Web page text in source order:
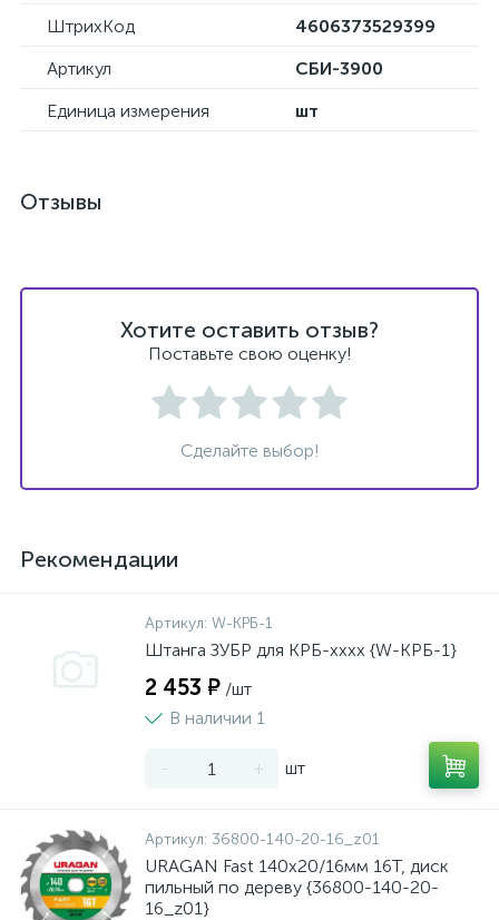
ШтрихКод
4606373529399
Артикул
СБИ-3900
Единица измерения
шт
Отзывы
Хотите оставить отзыв?
Поставьте свою оценку!
Сделайте выбор!
Рекомендации
Артикул: W-КРБ-1
Штанга ЗУБР для КРБ-хххх {W-КРБ-1}
2 453 ₽ /шт
В наличии 1
- + шт
Артикул: 36800-140-20-16_z01
URAGAN Fast 140x20/16мм 16Т, диск
пильный по дереву {36800-140-20-
16_z01}